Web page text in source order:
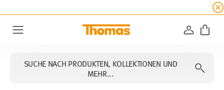
Bis
SUCHE NACH PRODUKTEN, KOLLEKTIONEN UND
MEHR...